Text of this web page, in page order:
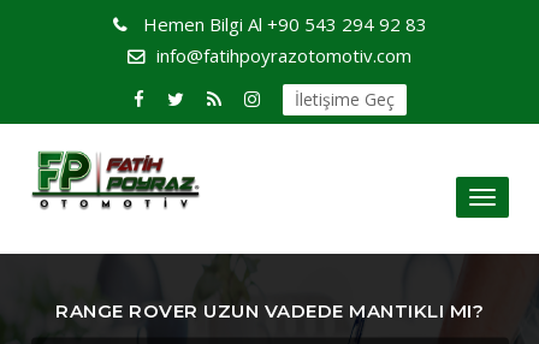
Hemen Bilgi Al +90 543 294 92 83
info@fatihpoyrazotomotiv.com
İletişime Geç
Toggle
RANGE ROVER UZUN VADEDE MANTIKLI MI?